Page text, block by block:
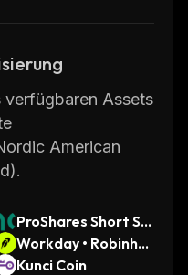
verfügbaren Assets
American
ProShares Short S&
P500 (Dinari Tokeni
zed ETF)
Workday • Robinho
od Token
Kunci Coin